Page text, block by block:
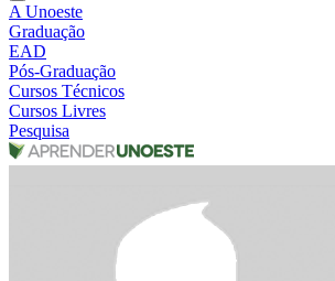
A Unoeste
Graduação
EAD
Pós-Graduação
Cursos Técnicos
Cursos Livres
Pesquisa